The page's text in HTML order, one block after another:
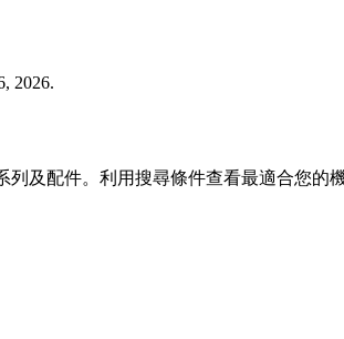
2026.
及配件。利用搜尋條件查看最適合您的